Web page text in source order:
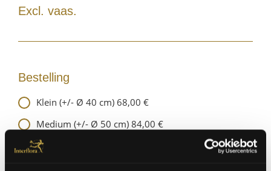
Excl. vaas.
Bestelling
Klein (+/- Ø 40 cm) 68,00 €
Medium (+/- Ø 50 cm) 84,00 €
Groot (+/- Ø 55 cm) 100,00 €